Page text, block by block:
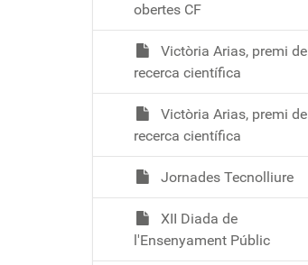
obertes CF
Victòria Arias, premi de
recerca científica
Victòria Arias, premi de
recerca científica
Jornades Tecnolliure
XII Diada de
l'Ensenyament Públic